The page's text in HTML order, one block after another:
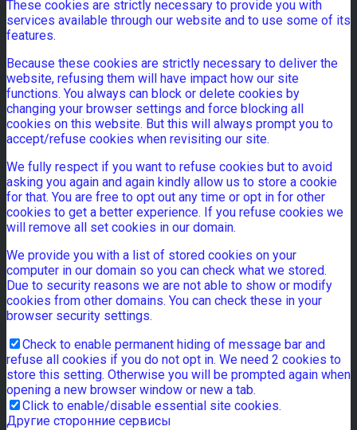
These cookies are strictly necessary to provide you with
services available through our website and to use some of its
features.
Because these cookies are strictly necessary to deliver the
website, refusing them will have impact how our site
functions. You always can block or delete cookies by
changing your browser settings and force blocking all
cookies on this website. But this will always prompt you to
accept/refuse cookies when revisiting our site.
We fully respect if you want to refuse cookies but to avoid
asking you again and again kindly allow us to store a cookie
for that. You are free to opt out any time or opt in for other
cookies to get a better experience. If you refuse cookies we
will remove all set cookies in our domain.
We provide you with a list of stored cookies on your
computer in our domain so you can check what we stored.
Due to security reasons we are not able to show or modify
cookies from other domains. You can check these in your
browser security settings.
Check to enable permanent hiding of message bar and
refuse all cookies if you do not opt in. We need 2 cookies to
store this setting. Otherwise you will be prompted again when
opening a new browser window or new a tab.
Click to enable/disable essential site cookies.
Другие сторонние сервисы